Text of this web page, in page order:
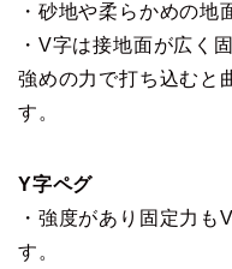
・砂地や柔らかめの地
・V字は接地面が広く
強めの力で打ち込むと
す。
Y字ペグ
・強度があり固定力も
す。